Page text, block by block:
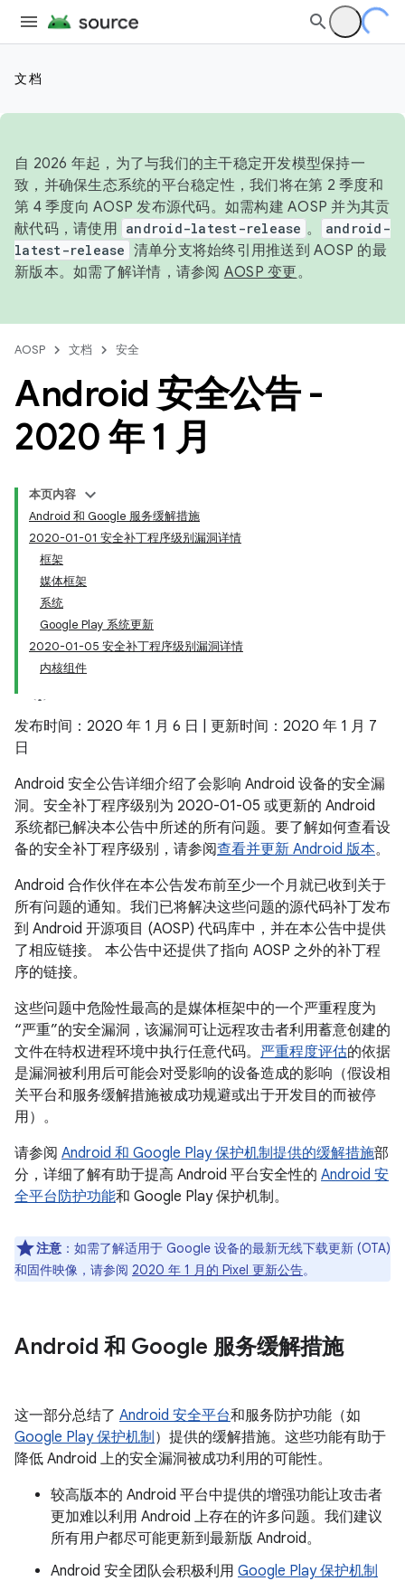
文档
自 2026 年起，为了与我们的主干稳定开发模型保持一
致，并确保生态系统的平台稳定性，我们将在第 2 季度和
第 4 季度向 AOSP 发布源代码。如需构建 AOSP 并为其贡
献代码，请使用 android-latest-release 。
android-
latest-release 清单分支将始终引用推送到 AOSP 的最
新版本。如需了解详情，请参阅 AOSP 变更。
AOSP 文档 安全
Android 安全公告 -
2020 年 1 月
本页内容
Android 和 Google 服务缓解措施
2020-01-01 安全补丁程序级别漏洞详情
框架
媒体框架
系统
Google Play 系统更新
2020-01-05 安全补丁程序级别漏洞详情
内核组件
发布时间：2020 年 1 月 6 日 | 更新时间：2020 年 1 月 7
日
Android 安全公告详细介绍了会影响 Android 设备的安全漏
洞。安全补丁程序级别为 2020-01-05 或更新的 Android
系统都已解决本公告中所述的所有问题。要了解如何查看设
备的安全补丁程序级别，请参阅查看并更新 Android 版本。
Android 合作伙伴在本公告发布前至少一个月就已收到关于
所有问题的通知。我们已将解决这些问题的源代码补丁发布
到 Android 开源项目 (AOSP) 代码库中，并在本公告中提供
了相应链接。 本公告中还提供了指向 AOSP 之外的补丁程
序的链接。
这些问题中危险性最高的是媒体框架中的一个严重程度为
“严重”的安全漏洞，该漏洞可让远程攻击者利用蓄意创建的
文件在特权进程环境中执行任意代码。 严重程度评估的依据
是漏洞被利用后可能会对受影响的设备造成的影响（假设相
关平台和服务缓解措施被成功规避或出于开发目的而被停
用）。
请参阅 Android 和 Google Play 保护机制提供的缓解措施部
分，详细了解有助于提高 Android 平台安全性的 Android 安
全平台防护功能和 Google Play 保护机制。
注意 ：如需了解适用于 Google 设备的最新无线下载更新 (OTA)
和固件映像，请参阅 2020 年 1 月的 Pixel 更新公告。
Android 和 Google 服务缓解措施
这一部分总结了 Android 安全平台和服务防护功能（如
Google Play 保护机制 ）提供的缓解措施。这些功能有助于
降低 Android 上的安全漏洞被成功利用的可能性。
较高版本的 Android 平台中提供的增强功能让攻击者
更加难以利用 Android 上存在的许多问题。我们建议
所有用户都尽可能更新到最新版 Android。
Android 安全团队会积极利用 Google Play 保护机制